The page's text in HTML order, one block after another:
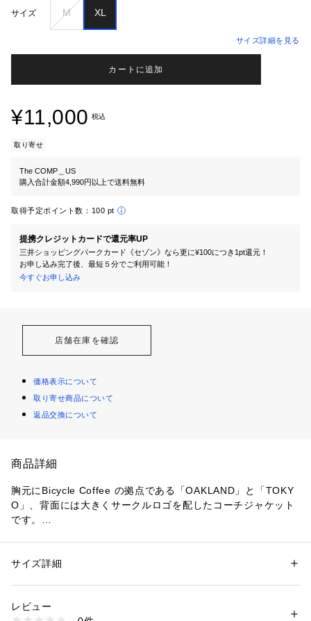
サイズ M XL
サイズ詳細を見る
カートに追加
¥11,000 税込
取り寄せ
The COMP＿US
購入合計金額4,990円以上で送料無料
取得予定ポイント数： 100 pt
提携クレジットカードで還元率UP
三井ショッピングパークカード《セゾン》なら更に¥100につき1pt還元！
お申し込み完了後、最短５分でご利用可能！
今すぐお申し込み
店舗在庫を確認
価格表示について
取り寄せ商品について
返品交換について
商品詳細
胸元にBicycle Coffee の拠点である「OAKLAND」と「TOKY
O」、背面には大きくサークルロゴを配したコーチジャケット
です。
性別：レディース
素材：表地：ナイロン 100%
裏地：ポリエステル 100%
サイズ詳細
レビュー